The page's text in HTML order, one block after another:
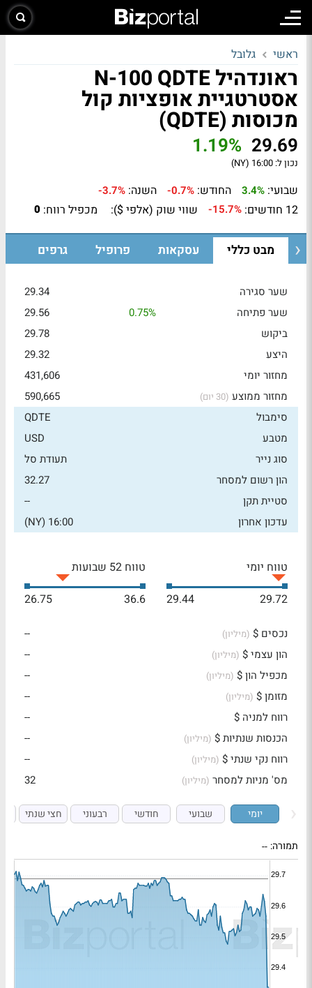
ראשי גלובל
ראונדהיל N-100 QDTE
אסטרטגיית אופציות קול
מכוסות (QDTE)
29.69
1.19%
נכון ל: 16:00 (NY)
שבועי: 3.4% החודש: -0.7% השנה: -3.7%
12 חודשים: -15.7% שווי שוק (אלפי $): מכפיל רווח: 0
מבט כללי עסקאות פרופיל גרפים
שער סגירה
29.34
שער פתיחה
0.75%
29.56
ביקוש
29.78
היצע
29.32
מחזור יומי
431,606
מחזור ממוצע (30 יום)
590,665
סימבול
QDTE
מטבע
USD
סוג נייר
תעודת סל
הון רשום למסחר
32.27
סטיית תקן
--
עדכון אחרון
16:00 (NY)
טווח יומי
29.72
29.44
טווח 52 שבועות
36.6
26.75
נכסים $ (מיליון)
--
הון עצמי $ (מיליון)
--
מכפיל הון $ (מיליון)
--
מזומן $ (מיליון)
--
רווח למניה $
--
הכנסות שנתיות $ (מיליון)
--
רווח נקי שנתי $ (מיליון)
--
מס' מניות למסחר (מיליון) 32
יומי שבועי חודשי רבעוני חצי שנתי
תמורה: --